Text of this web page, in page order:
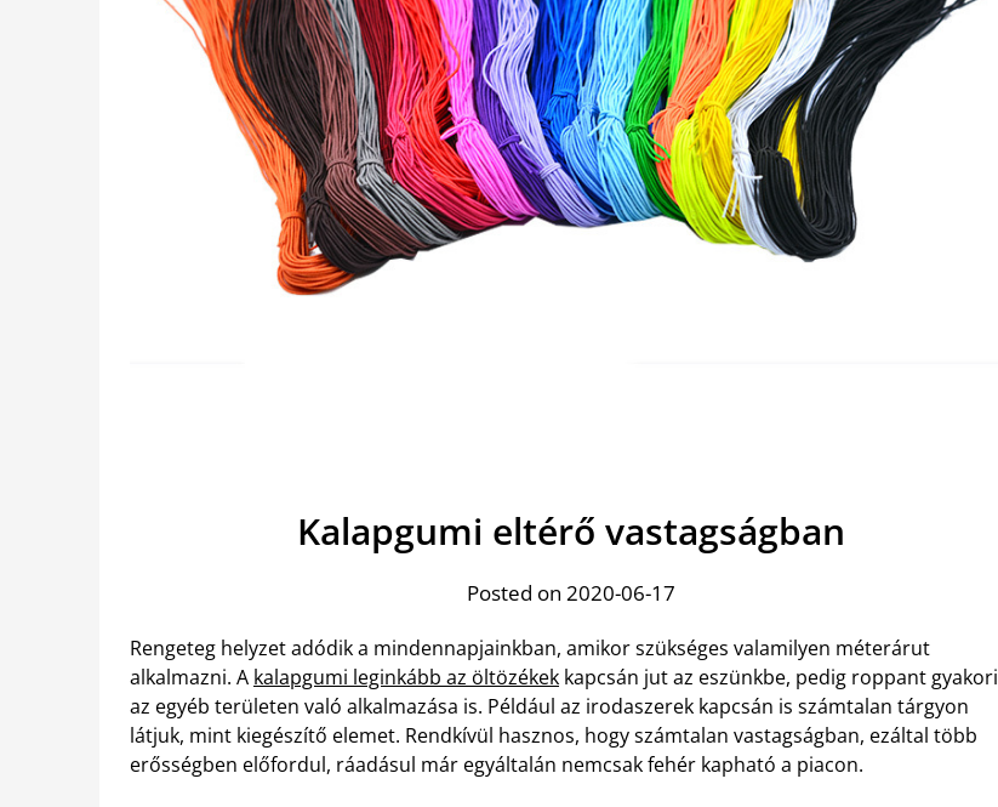
Kalapgumi eltérő vastagságban
Posted on 2020-06-17
Rengeteg helyzet adódik a mindennapjainkban, amikor szükséges valamilyen méterárut
alkalmazni. A kalapgumi leginkább az öltözékek kapcsán jut az eszünkbe, pedig roppant gyakori
az egyéb területen való alkalmazása is. Például az irodaszerek kapcsán is számtalan tárgyon
látjuk, mint kiegészítő elemet. Rendkívül hasznos, hogy számtalan vastagságban, ezáltal több
erősségben előfordul, ráadásul már egyáltalán nemcsak fehér kapható a piacon.